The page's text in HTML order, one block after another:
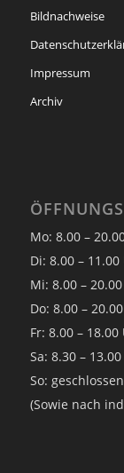
Bildnachweise
Impressum
Archiv
Mo: 8.00 –
Di: 8.00 –
Mi: 8.00 –
Do: 8.00 –
Fr: 8.00 – 18.00
Sa: 8.30 –
So: geschlossen
(Sowie nach